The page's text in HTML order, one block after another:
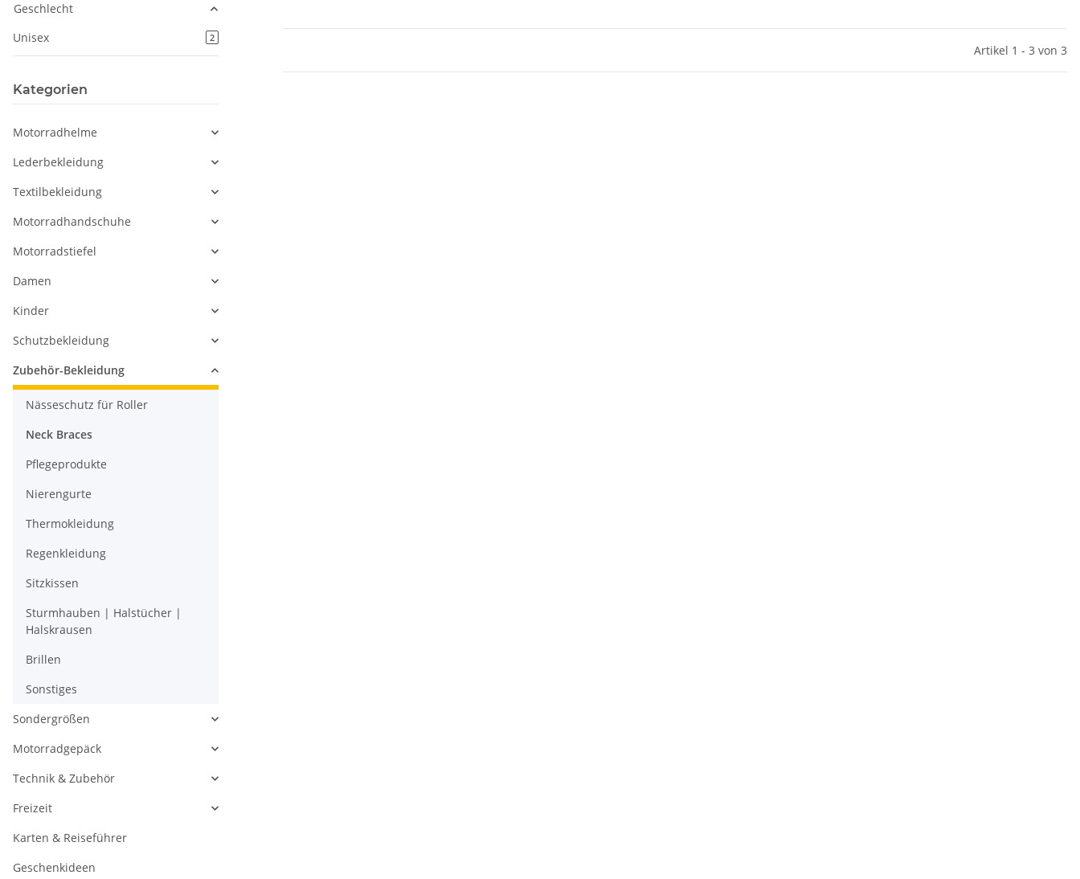
Artikel 1 - 3 von 3
Geschlecht
Unisex
2Artikel gefunden
Kategorien
Motorradhelme
Lederbekleidung
Textilbekleidung
Motorradhandschuhe
Motorradstiefel
Damen
Kinder
Schutzbekleidung
Zubehör-Bekleidung
Nässeschutz für Roller
Neck Braces
Pflegeprodukte
Nierengurte
Thermokleidung
Regenkleidung
Sitzkissen
Sturmhauben | Halstücher |
Halskrausen
Brillen
Sonstiges
Sondergrößen
Motorradgepäck
Technik & Zubehör
Freizeit
Karten & Reiseführer
Geschenkideen